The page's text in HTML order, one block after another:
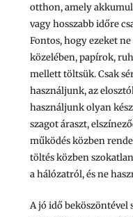
otthon, amely
vagy hosszabb időre
Fontos, hogy ezeket
közelében, papírok,
mellett töltsük. Csak
használjunk, az
használjunk olyan
szagot áraszt,
működés közben
töltés közben
a hálózatról, és ne
A jó idő beköszöntével